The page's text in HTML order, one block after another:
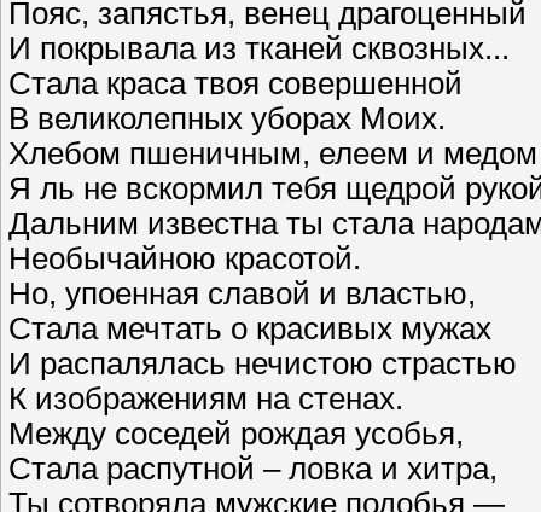
Пояс, запястья, венец драгоценный
И покрывала из тканей сквозных...
Стала краса твоя совершенной
В великолепных уборах Моих.
Хлебом пшеничным, елеем и медом
Я ль не вскормил тебя щедрой
Дальним известна ты стала
Необычайною красотой.
Но, упоенная славой и властью,
Стала мечтать о красивых мужах
И распалялась нечистою страстью
К изображениям на стенах.
Между соседей рождая усобья,
Стала распутной – ловка и хитра,
Ты сотворяла мужские подобья —